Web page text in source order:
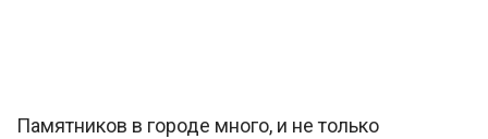
Памятников в городе много, и не только